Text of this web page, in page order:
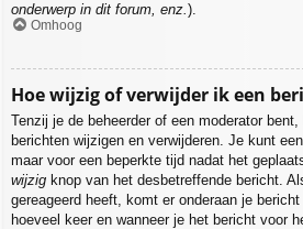
onderwerp in dit forum, enz.).
Omhoog
Hoe wijzig of verwijder ik een
Tenzij je de beheerder of een moderator
berichten wijzigen en verwijderen. Je kunt
maar voor een beperkte tijd nadat het
wijzig knop van het desbetreffende bericht.
gereageerd heeft, komt er onderaan je
hoeveel keer en wanneer je het bericht voor